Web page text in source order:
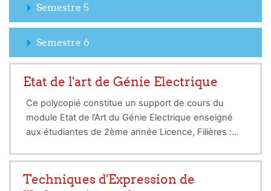
Semestre 5
Semestre 6
Etat de l'art de Génie Electrique
Ce polycopié constitue un support de cours du
module Etat de l’Art du Génie Electrique enseigné
aux étudiantes de 2ème année Licence, Filières :
biomédical, Automatique et Electrotechnique. Le
programme proposé sous forme de points dans le
Techniques d'Expression de